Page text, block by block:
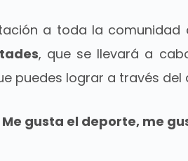
a toda la
, que se llevará a
puedes lograr a través del
Me gusta el deporte, me